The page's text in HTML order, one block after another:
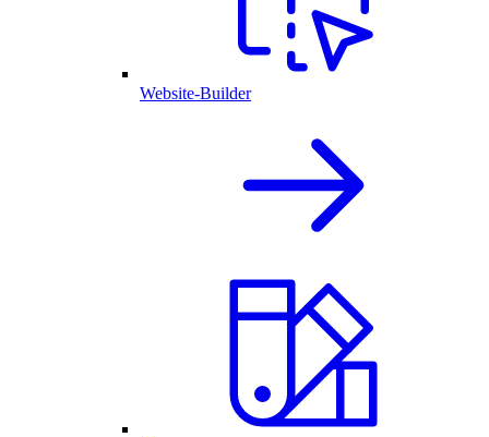
Website-Builder